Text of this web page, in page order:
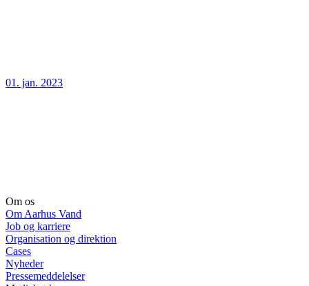
01. jan. 2023
Om os
Om Aarhus Vand
Job og karriere
Organisation og direktion
Cases
Nyheder
Pressemeddelelser